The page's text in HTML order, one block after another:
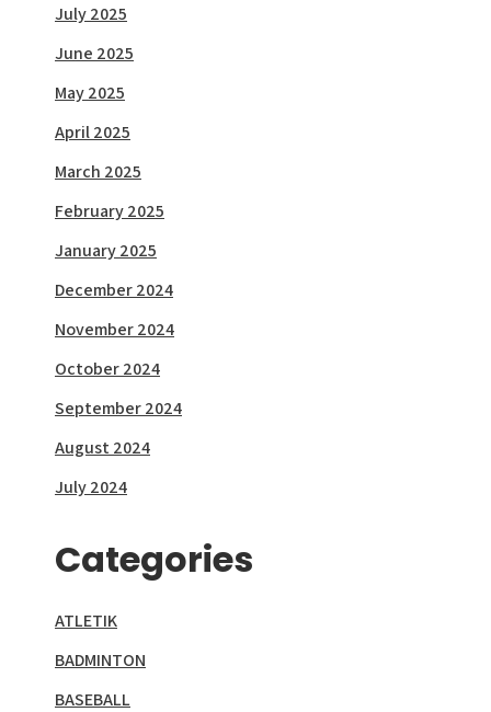
July 2025
June 2025
May 2025
April 2025
March 2025
February 2025
January 2025
December 2024
November 2024
October 2024
September 2024
August 2024
July 2024
Categories
ATLETIK
BADMINTON
BASEBALL